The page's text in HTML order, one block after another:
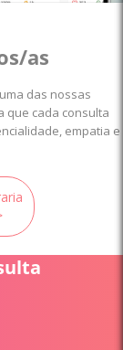
as
das nossas
que cada consulta
empatia e